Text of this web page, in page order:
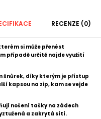
RECENZE (0)
si může přenést
případě určitě najde využití
šnůrek, díky kterým je přístup
kapsou na zip, kam se vejde
nošení tašky na zádech
a zakrytá sítí.